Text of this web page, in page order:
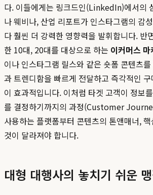
다. 이들에게는 링크드인(LinkedIn)에서의
나 웨비나, 산업 리포트가 인스타그램의 감
다 훨씬 더 강력한 영향력을 발휘합니다. 반
한 10대, 20대를 대상으로 하는 이커머스 마
이나 인스타그램 릴스와 같은 숏폼 콘텐츠
과 트렌디함을 빠르게 전달하고 즉각적인
이 효과적입니다. 이처럼 타겟 고객이 정보
를 결정하기까지의 과정(Customer
사용하는 플랫폼부터 콘텐츠의 톤앤매너,
것이 달라져야 합니다.
대형 대행사의 놓치기 쉬운